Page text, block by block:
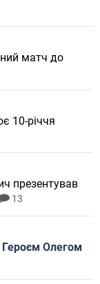
матч до
10-річчя
презентував
13
Героєм Олегом